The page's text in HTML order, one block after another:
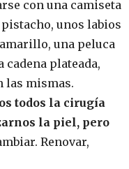
con una camiseta
unos labios
una peluca
plateada,
las mismas.
todos la cirugía
la piel, pero
Renovar,